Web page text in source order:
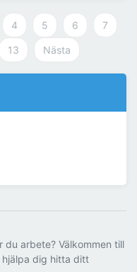
4 5 6 7
13 Nästa
du arbete? Välkommen till
dig hitta ditt